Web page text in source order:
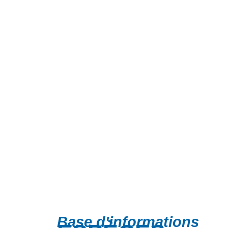
Base d'informations